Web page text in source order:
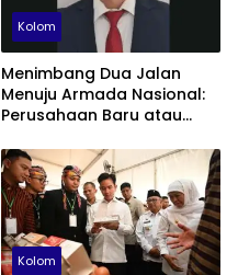
Kolom
Menimbang Dua Jalan
Menuju Armada Nasional:
Perusahaan Baru atau
Kolom